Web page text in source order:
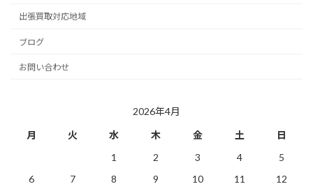
出張買取対応地域
ブログ
お問い合わせ
2026年4月
月
火 水 木 金 土
日
1
2 3 4
5
6
7 8 9 10 11
12